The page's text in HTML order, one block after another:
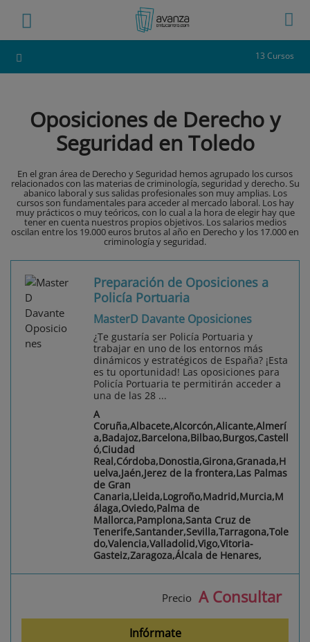
13 Cursos
Oposiciones de Derecho y
Seguridad en Toledo
En el gran área de Derecho y Seguridad hemos agrupado los cursos
relacionados con las materias de criminología, seguridad y derecho. Su
abanico laboral y sus salidas profesionales son muy amplias. Los
cursos son fundamentales para acceder al mercado laboral. Los hay
muy prácticos o muy teóricos, con lo cual a la hora de elegir hay que
tener en cuenta nuestros propios objetivos. Los salarios medios
oscilan entre los 19.000 euros brutos al año en Derecho y los 17.000 en
criminología y seguridad.
Preparación de Oposiciones a
Policía Portuaria
MasterD Davante Oposiciones
¿Te gustaría ser Policía Portuaria y
trabajar en uno de los entornos más
dinámicos y estratégicos de España? ¡Esta
es tu oportunidad! Las oposiciones para
Policía Portuaria te permitirán acceder a
una de las 28 ...
A
Coruña,Albacete,Alcorcón,Alicante,Almerí
a,Badajoz,Barcelona,Bilbao,Burgos,Castell
ó,Ciudad
Real,Córdoba,Donostia,Girona,Granada,H
uelva,Jaén,Jerez de la frontera,Las Palmas
de Gran
Canaria,Lleida,Logroño,Madrid,Murcia,M
álaga,Oviedo,Palma de
Mallorca,Pamplona,Santa Cruz de
Tenerife,Santander,Sevilla,Tarragona,Tole
do,Valencia,Valladolid,Vigo,Vitoria-
Gasteiz,Zaragoza,Álcala de Henares,
Precio A Consultar
Infórmate